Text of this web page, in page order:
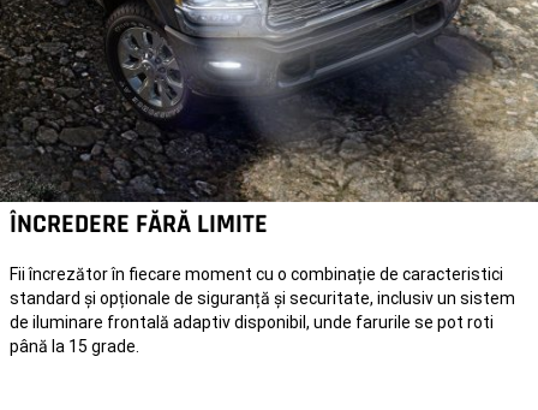
ÎNCREDERE FĂRĂ LIMITE
Fii încrezător în fiecare moment cu o combinație de caracteristici
standard și opționale de siguranță și securitate, inclusiv un sistem
de iluminare frontală adaptiv disponibil, unde farurile se pot roti
până la 15 grade.